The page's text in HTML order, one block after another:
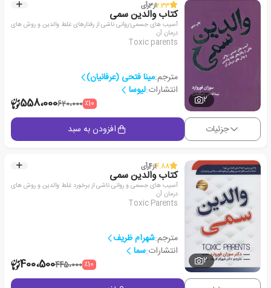
2
2.33از3رأی
کتاب والدین سمی
آسیب های جسمی-روانی ناشی از رفتارهای غلط والدین و روش های
درمان آن
Toxic parents
مترجم:مینا فتحی (عرفانیان)
انتشارات:لیوسا
٪10620،000558،000
جزئیات افزودن به سبد
2
4.88از4رأی
کتاب والدین سمی
آسیب های جسمی و روانی ناشی از برخورد غلط والدین و روش های
درمان آن
Toxic Parents
مترجم:شهرام ظریف
انتشارات:سما
٪10445،000400،500